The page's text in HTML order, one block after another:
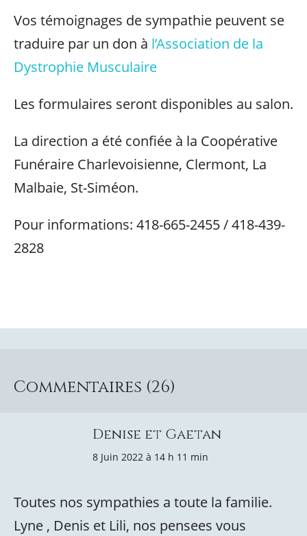
Vos témoignages de sympathie peuvent se
traduire par un don à l’Association de la
Dystrophie Musculaire
Les formulaires seront disponibles au salon.
La direction a été confiée à la Coopérative
Funéraire Charlevoisienne, Clermont, La
Malbaie, St-Siméon.
Pour informations: 418-665-2455 / 418-439-
2828
Commentaires (26)
Denise et Gaetan
8 Juin 2022 à 14 h 11 min
Toutes nos sympathies a toute la familie.
Lyne , Denis et Lili, nos pensees vous